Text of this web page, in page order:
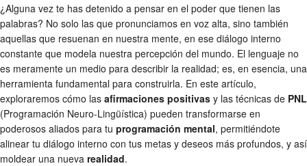
¿Alguna vez te has detenido a pensar en el poder que tienen las
palabras? No solo las que pronunciamos en voz alta, sino también
aquellas que resuenan en nuestra mente, en ese diálogo interno
constante que modela nuestra percepción del mundo. El lenguaje no
es meramente un medio para describir la realidad; es, en esencia, una
herramienta fundamental para construirla. En este artículo,
exploraremos cómo las afirmaciones positivas y las técnicas de PNL
(Programación Neuro-Lingüística) pueden transformarse en
poderosos aliados para tu programación mental, permitiéndote
alinear tu diálogo interno con tus metas y deseos más profundos, y así
moldear una nueva realidad.